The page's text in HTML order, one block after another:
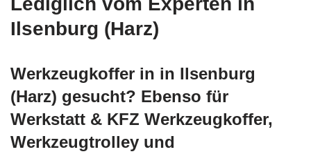
Ilsenburg (Harz)
Werkzeugkoffer in in Ilsenburg
(Harz) gesucht? Ebenso für
Werkstatt & KFZ Werkzeugkoffer,
Werkzeugtrolley und